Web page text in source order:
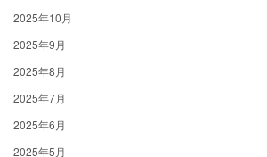
2025年10月
2025年9月
2025年8月
2025年7月
2025年6月
2025年5月